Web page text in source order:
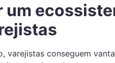
um
varejistas conseguem